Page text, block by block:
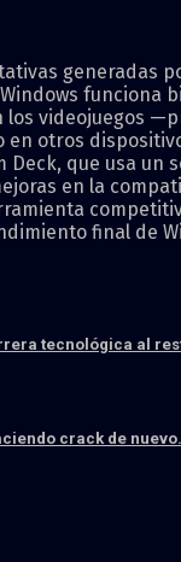
generadas
videojuegos
en otros
Deck, que usa
en la
final de
tecnológica al
crack de